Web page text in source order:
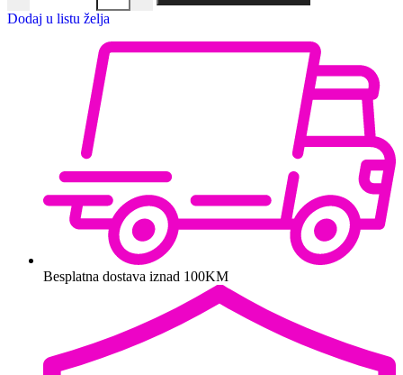
Dodaj u listu želja
Besplatna dostava iznad 100KM